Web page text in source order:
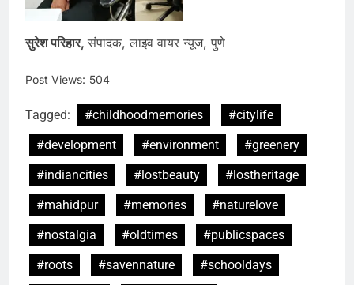
सुरेश परिहार,संपादक, लाइव वायर न्यूज, पुणे
Post Views: 504
Tagged: #childhoodmemories
#citylife
#development
#environment
#greenery
#indiancities
#lostbeauty
#lostheritage
#mahidpur
#memories
#naturelove
#nostalgia
#oldtimes
#publicspaces
#roots
#savennature
#schooldays